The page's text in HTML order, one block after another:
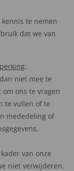
te nemen
dat we van
:
niet mee te
om ons te vragen
te vullen of te
mededeling of
van onze
niet verwijderen.